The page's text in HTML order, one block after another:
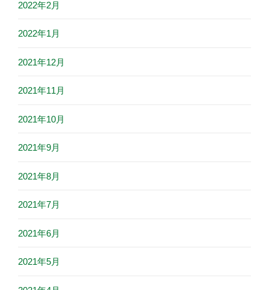
2022年2月
2022年1月
2021年12月
2021年11月
2021年10月
2021年9月
2021年8月
2021年7月
2021年6月
2021年5月